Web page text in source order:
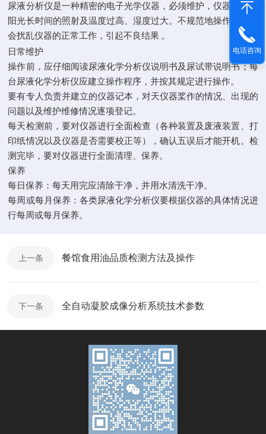
尿液分析仪是一种精密的电子光学仪器，必须维护，仪器应避免
阳光长时间的照射及温度过高、湿度过大。不规范地操作仪器，
会扰乱仪器的正常工作，引起不良结果 。
日常维护
操作前，应仔细阅读尿液化学分析仪说明书及尿试带说明书；每
台尿液化学分析仪应建立操作程序，并按其规定进行操作。
要有专人负责并建立的仪器记本，对天仪器桨作的情况、出现的
问题以及维护维修情况逐项登记。
每天检测前，要对仪器进行全面检查（各种装置及废液装置、打
印纸情况以及仪器是否需要校正等），确认五误后才能开机。检
测完毕，要对仪器进行全面清理、保养。
保养
每日保养：每天用完应清除干净，并用水清洗干净。
每周或每月保养：各类尿液化学分析仪要根据仪器的具体情况进
行每周或每月保养。
上一条 餐馆食用油品质检测方法及操作
下一条 全自动凝胶成像分析系统技术参数
电话咨询